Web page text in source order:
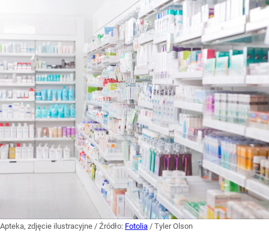
Apteka, zdjęcie ilustracyjne / Źródło: Fotolia / Tyler Olson